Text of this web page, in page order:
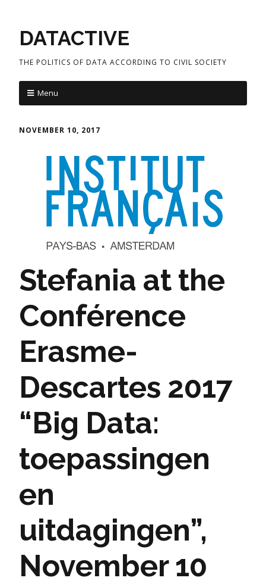
DATACTIVE
THE POLITICS OF DATA ACCORDING TO CIVIL SOCIETY
Menu
NOVEMBER 10, 2017
Stefania at the
Conférence
Erasme-
Descartes 2017
“Big Data:
toepassingen
en
uitdagingen”,
November 10